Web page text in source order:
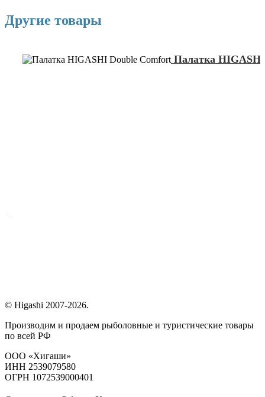
Другие товары
Палатка
© Higashi 2007-2026.
Производим и продаем рыболовные и туристические товары
по всей РФ
ООО «Хигаши»
ИНН 2539079580
ОГРН 1072539000401